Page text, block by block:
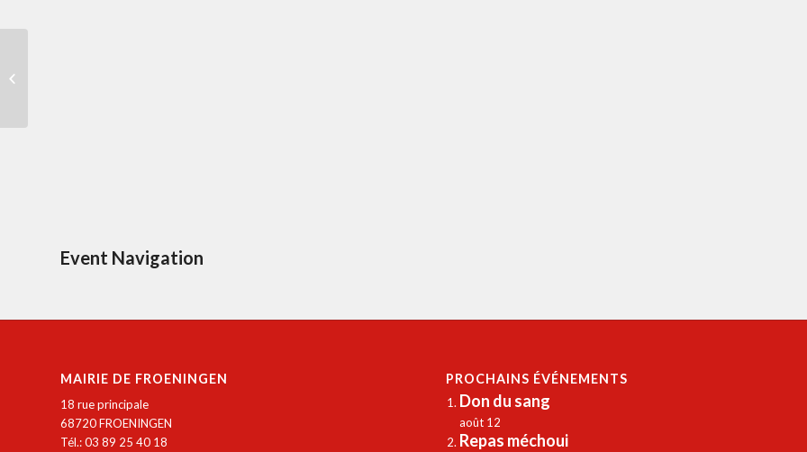
Event Navigation
MAIRIE DE FROENINGEN
18 rue principale
68720 FROENINGEN
Tél.: 03 89 25 40 18
PROCHAINS ÉVÉNEMENTS
Don du sang
août 12
Repas méchoui